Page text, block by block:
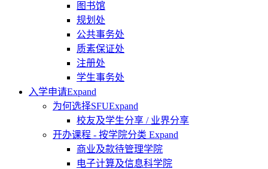
图书馆
规划处
公共事务处
质素保证处
注册处
学生事务处
入学申请Expand
为何选择SFUExpand
校友及学生分享 / 业界分享
开办课程 - 按学院分类 Expand
商业及款待管理学院
电子计算及信息科学院